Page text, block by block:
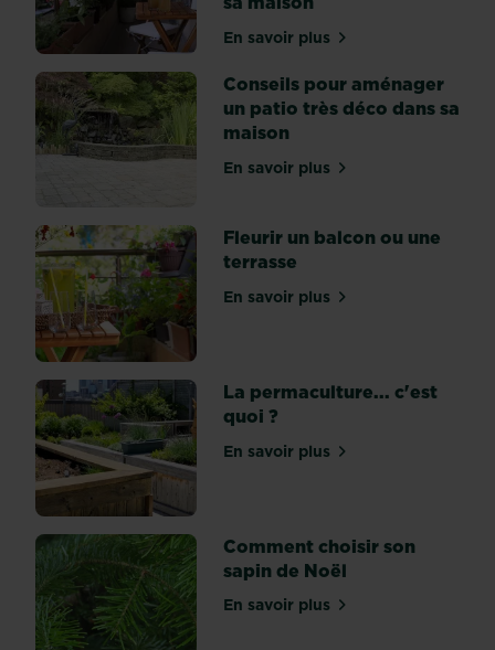
de
bricolage,
transformez
en
un
clin
d’œil
palette
en
magnifique
«
parterre
de
fleurs
vertical
».
Il
suffit
de
remplir
la
palette
de
terre,
d’y...
En savoir plussur Un jardin sans jardin :
Conseils pour aménager
un patio très déco dans sa
maison
En savoir plussur Conseils pour
Fleurir un balcon ou une
terrasse
En savoir plussur Fleurir un balcon ou
La permaculture... c'est
quoi ?
En savoir plussur La permaculture...
Comment choisir son
sapin de Noël
En savoir plussur Comment choisir son